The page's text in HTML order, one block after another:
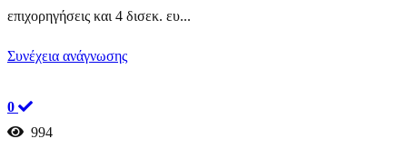
επιχορηγήσεις και 4 δισεκ. ευ...
Συνέχεια ανάγνωσης
0
994